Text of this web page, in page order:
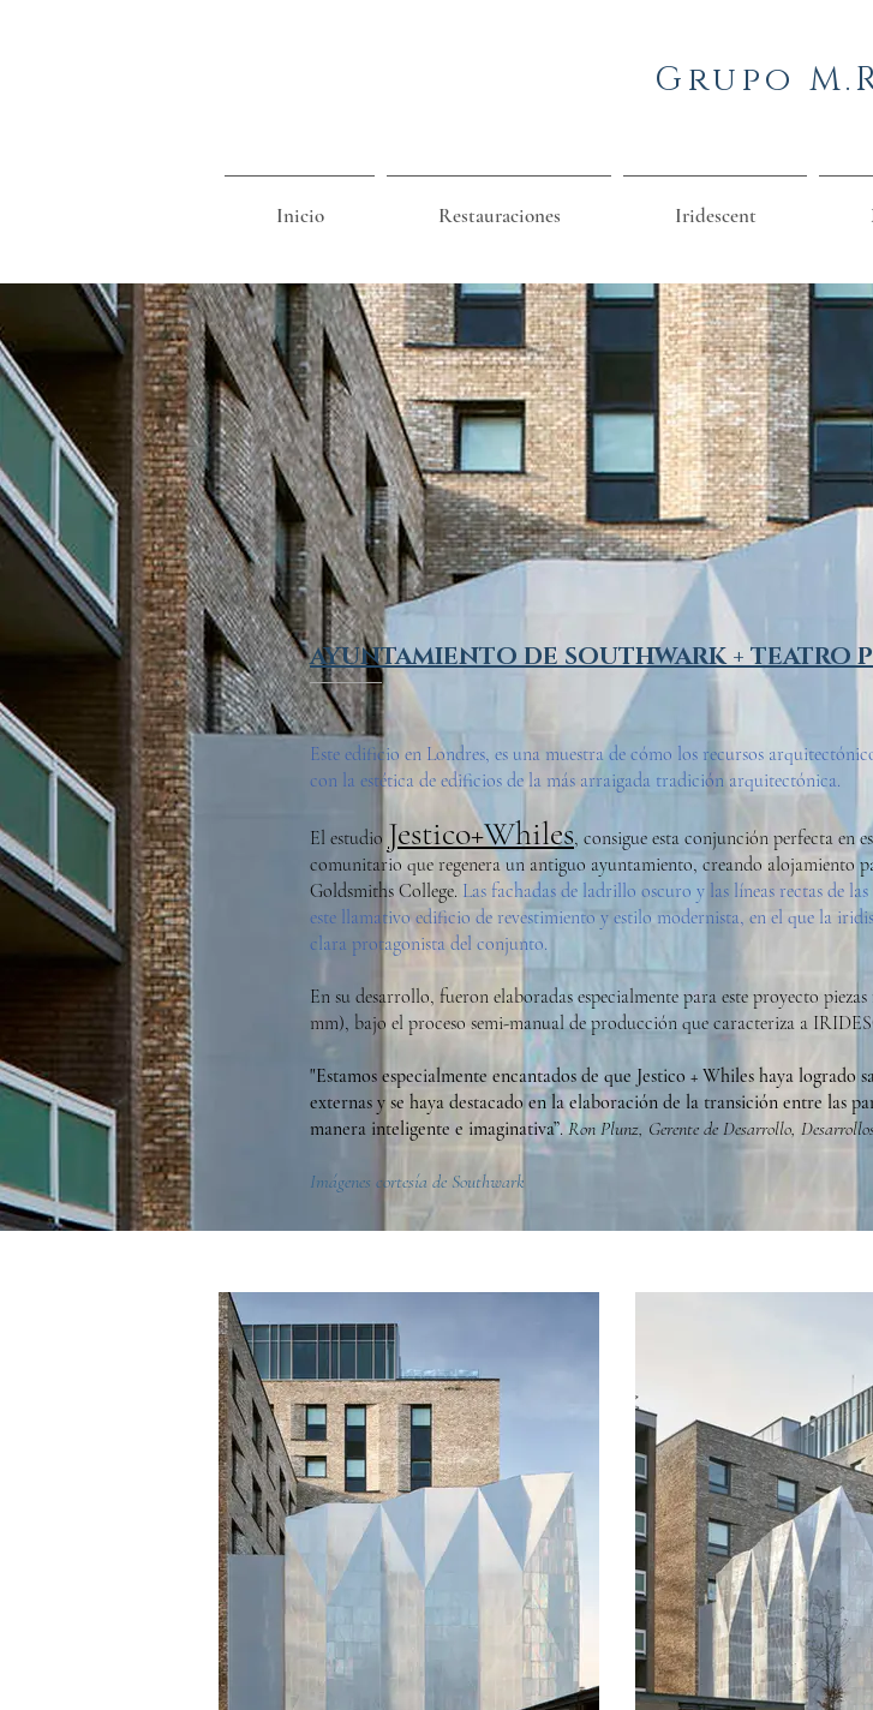
Grupo
Inicio Restauraciones Iridescent
AYUNTAMIENTO DE SOUTHWARK + TEATRO
Este edificio en Londres, es una muestra de cómo los recursos
con la estética de edificios de la más arraigada tradición arquitectónica.
El estudio Jestico+Whiles, consigue esta conjunción perfecta en
comunitario que regenera un antiguo ayuntamiento, creando alojamiento
Goldsmiths College. Las fachadas de ladrillo oscuro y las líneas rectas de
este llamativo edificio de revestimiento y estilo modernista, en el que la
clara protagonista del conjunto.
En su desarrollo, fueron elaboradas especialmente para este proyecto
mm), bajo el proceso semi-manual de producción que caracteriza a
"Estamos especialmente encantados de que Jestico + Whiles haya logrado
externas y se haya destacado en la elaboración de la transición entre las
manera inteligente e imaginativa”.Ron Plunz, Gerente de Desarrollo,
Imágenes cortesía de Southwark